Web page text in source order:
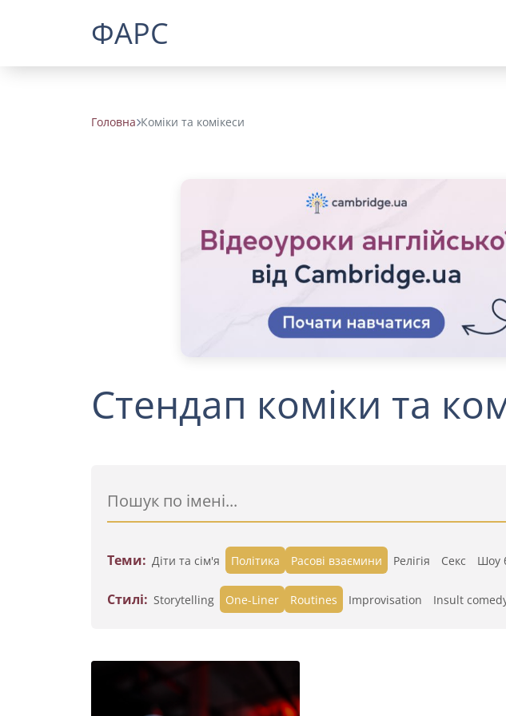
ФАРС
Головна Коміки та комікеси
Стендап коміки та
Теми: Діти та сім'я Політика Расові взаємини Релігія Секс Шоу
Стилі: Storytelling One-Liner Routines Improvisation Insult